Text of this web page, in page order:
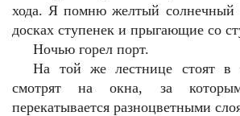
хода. Я помню желтый солнечный
досках ступенек и прыгающие со
Ночью горел порт.
На той же лестнице стоят в
смотрят на окна, за
перекатывается разноцветными